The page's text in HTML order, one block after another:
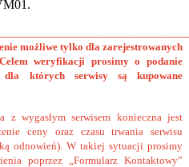
możliwe tylko dla zarejestrowanych
weryfikacji prosimy o podanie
dla których serwisy są kupowane
z wygasłym serwisem konieczna jest
ceny oraz czasu trwania serwisu
odnowień). W takiej sytuacji prosimy
poprzez „Formularz Kontaktowy”